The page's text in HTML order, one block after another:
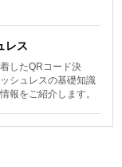
レス
したQRコード決
シュレスの基礎知識
報をご紹介します。